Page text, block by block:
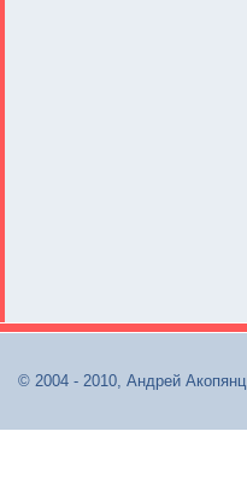
© 2004 - 2010, Андрей Акопянц